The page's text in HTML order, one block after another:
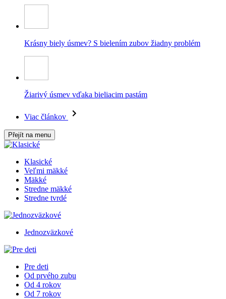
Krásny biely úsmev? S bielením zubov žiadny problém
Žiarivý úsmev vďaka bieliacim pastám
Viac článkov
Přejít na menu
Klasické
Veľmi mäkké
Mäkké
Stredne mäkké
Stredne tvrdé
Jednozväzkové
Pre deti
Od prvého zubu
Od 4 rokov
Od 7 rokov